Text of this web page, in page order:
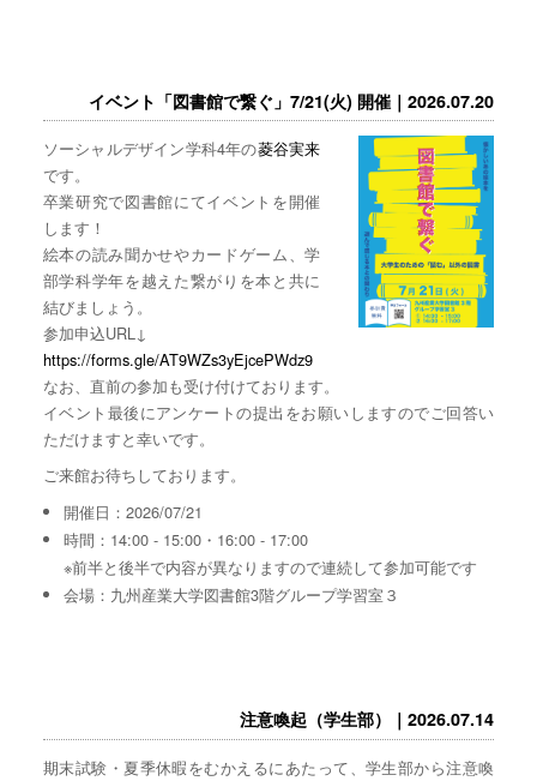
イベント「図書館で繋ぐ」7/21(火) 開催｜2026.07.20
ソーシャルデザイン学科4年の菱谷実来
です。
卒業研究で図書館にてイベントを開催
します！
絵本の読み聞かせやカードゲーム、学
部学科学年を越えた繋がりを本と共に
結びましょう。
参加申込URL↓
https://forms.gle/AT9WZs3yEjcePWdz9
なお、直前の参加も受け付けております。
イベント最後にアンケートの提出をお願いしますのでご回答い
ただけますと幸いです。
ご来館お待ちしております。
開催日：2026/07/21
時間：14:00 - 15:00・16:00 - 17:00
※前半と後半で内容が異なりますので連続して参加可能です
会場：九州産業大学図書館3階グループ学習室３
注意喚起（学生部）｜2026.07.14
期末試験・夏季休暇をむかえるにあたって、学生部から注意喚